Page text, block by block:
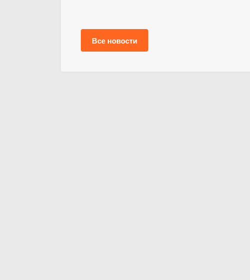
Все новости